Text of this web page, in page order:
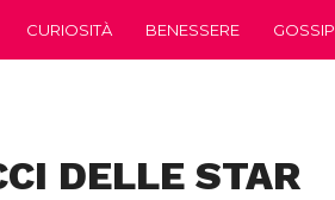
CURIOSITÀ BENESSERE GOSSIP
DELLE STAR